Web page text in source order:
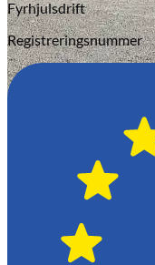
Fyrhjulsdrift
Registreringsnummer